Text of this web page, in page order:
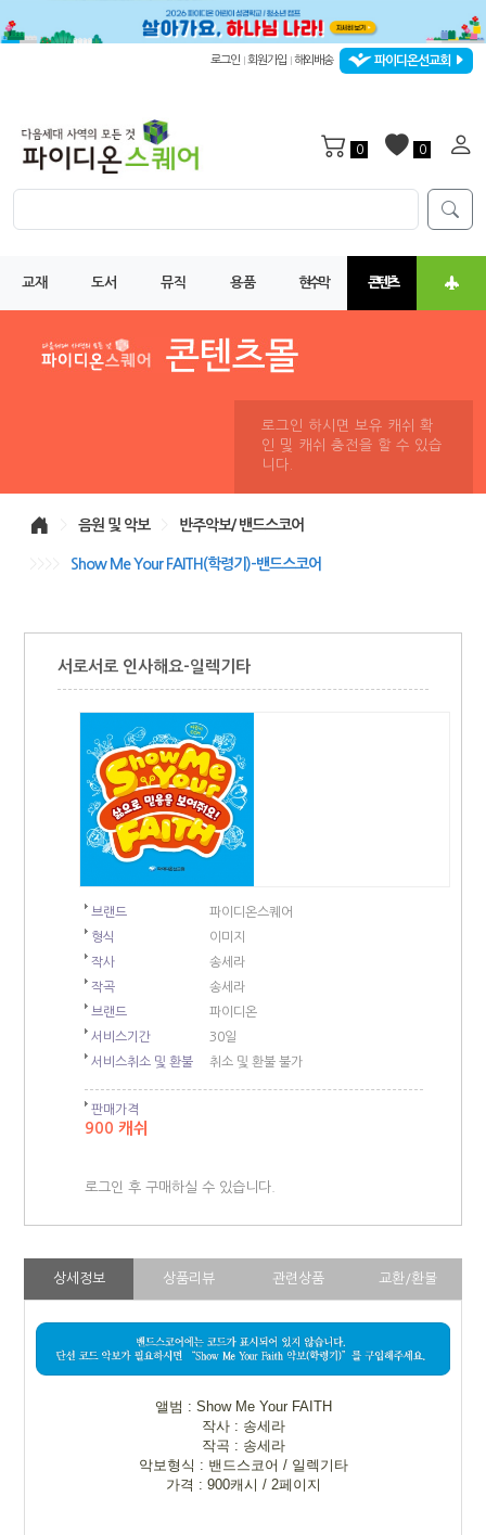
로그인 회원가입 해외배송 파이디온선교회
0 0
교재 도서 뮤직 용품 현수막 콘텐츠
로그인 하시면 보유 캐쉬 확
인 및 캐쉬 충전을 할 수 있습
니다.
음원 및 악보 반주악보/ 밴드스코어
Show Me Your FAITH(학령기)-밴드스코어
서로서로 인사해요-일렉기타
브랜드
파이디온스퀘어
형식
이미지
작사
송세라
작곡
송세라
브랜드
파이디온
서비스기간
30일
서비스취소 및 환불
취소 및 환불 불가
판매가격
900 캐쉬
로그인 후 구매하실 수 있습니다.
상세정보 상품리뷰 관련상품 교환/환불
앨범 : Show Me Your FAITH
작사 : 송세라
작곡 : 송세라
악보형식 : 밴드스코어 / 일렉기타
가격 : 900캐시 / 2페이지